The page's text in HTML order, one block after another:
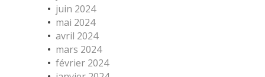
juin 2024
mai 2024
avril 2024
mars 2024
février 2024